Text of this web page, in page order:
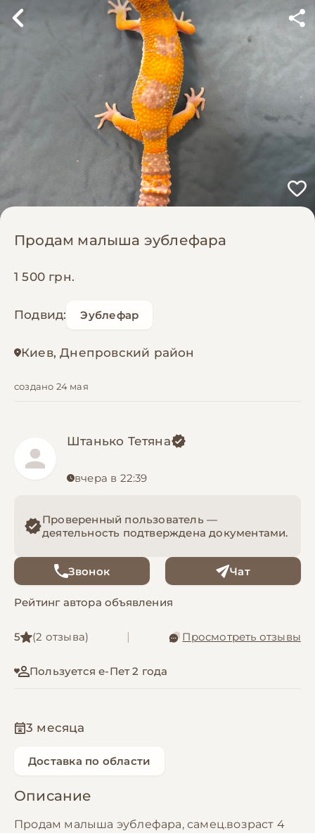
Продам малыша эублефара
1 500 грн.
Подвид: Эублефар
Киев, Днепровский район
создано 24 мая
Штанько Тетяна
вчера в 22:39
Проверенный пользователь —
деятельность подтверждена документами.
Звонок Чат
Рейтинг автора объявления
5 (2 отзыва) Просмотреть отзывы
Пользуется е-Пет 2 года
3 месяца
Доставка по области
Описание
Продам малыша эублефара, самец.возраст 4